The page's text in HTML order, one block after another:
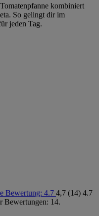
kombiniert
So gelingt dir im
jeden Tag.
Bewertung: 4.7 4,7 (14) 4.7
Bewertungen: 14.